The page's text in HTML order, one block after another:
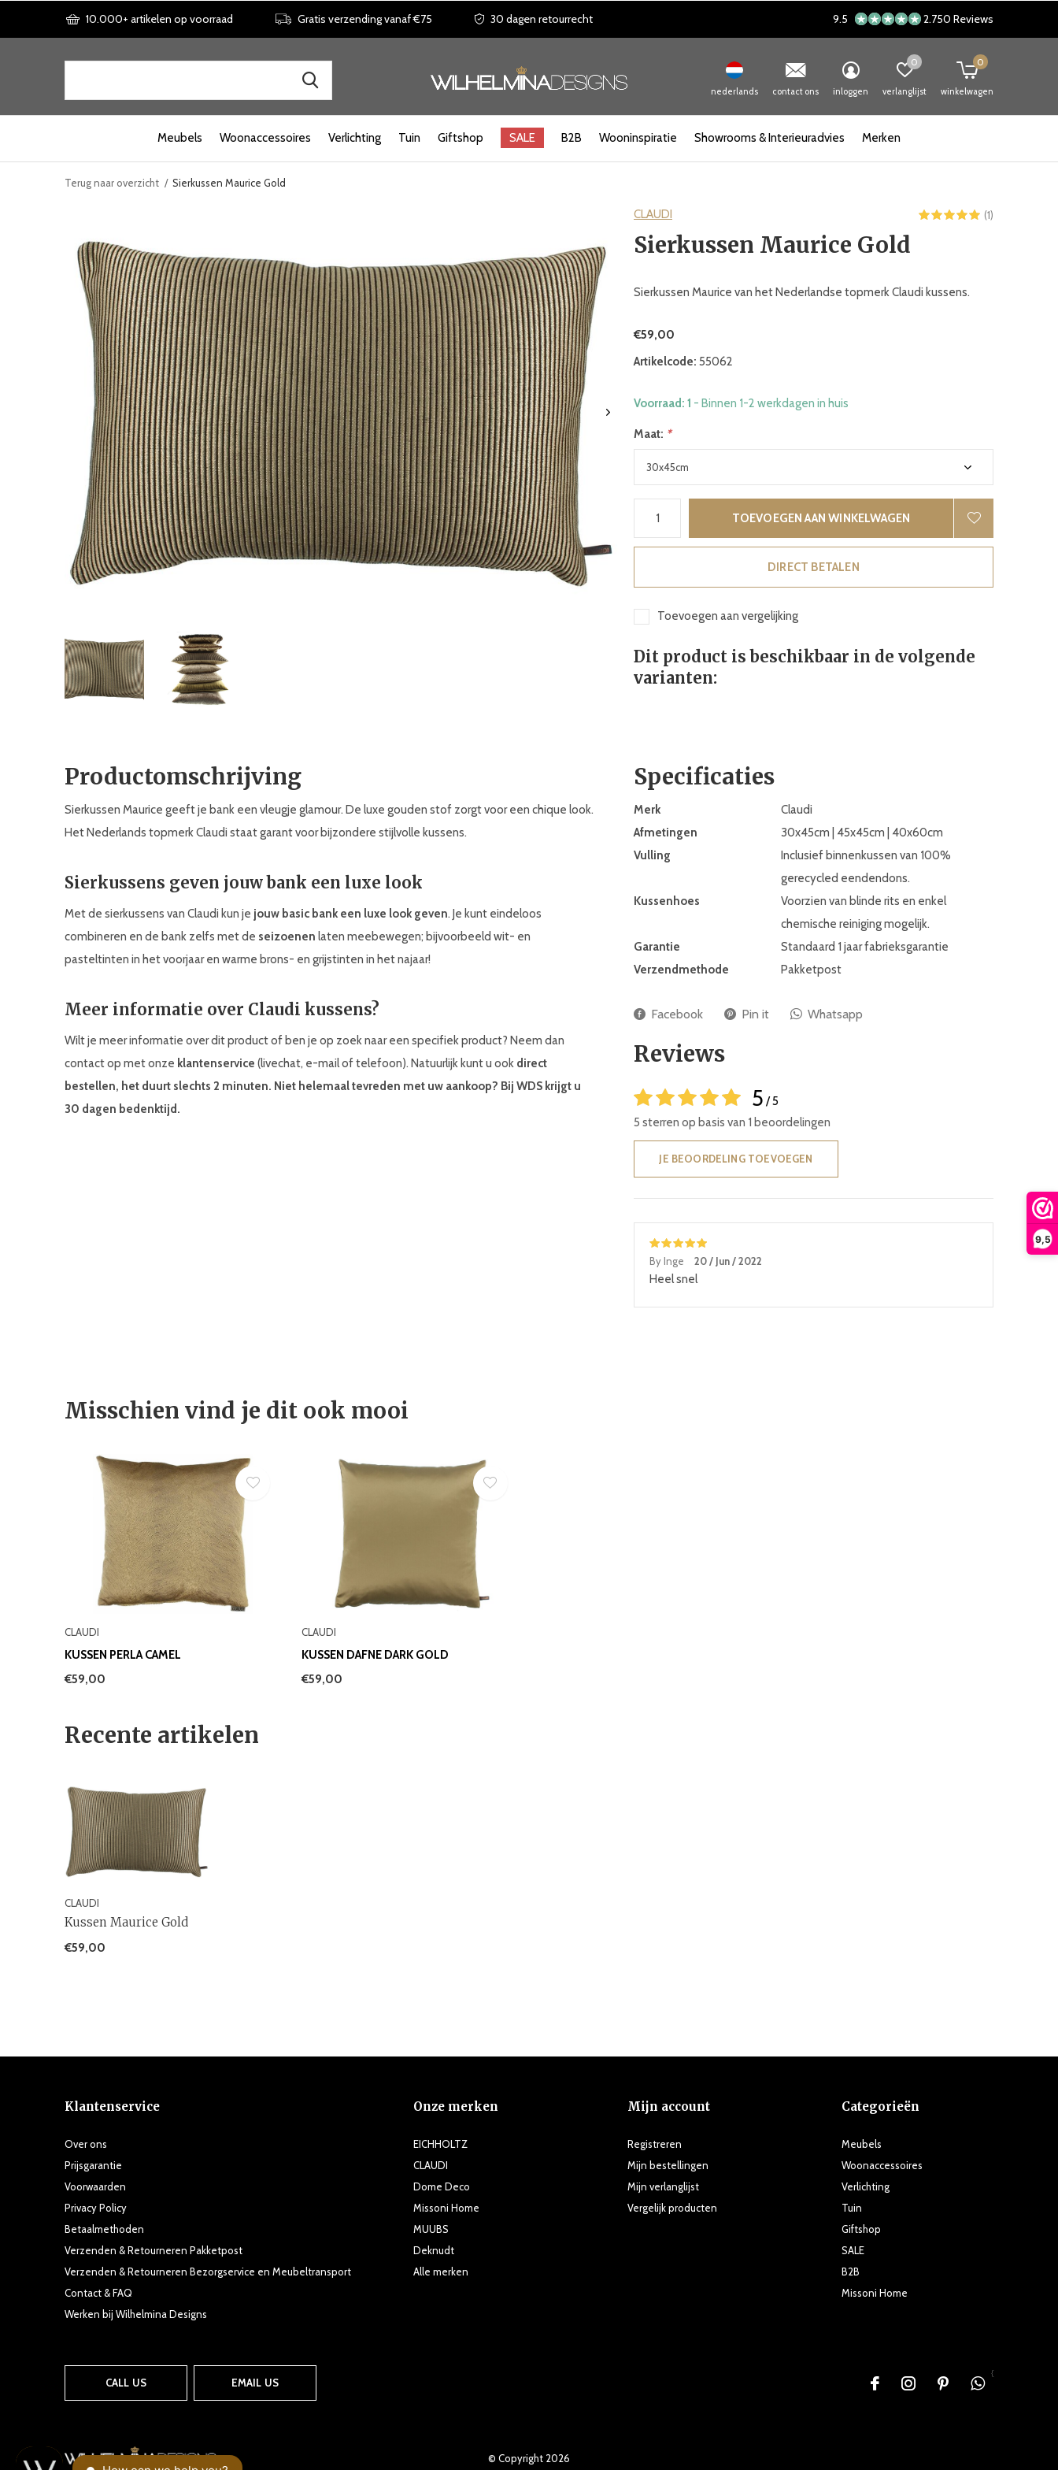
9,5
Meubels Woonaccessoires Verlichting Tuin Giftshop SALE B2B Wooninspiratie Showrooms & Interieuradvies Merken
nederlands contact ons inloggen verlanglijst
0
winkelwagen
0
10.000+ artikelen op voorraad Gratis verzending vanaf €75 30 dagen retourrecht 9.5 2.750 Reviews
Terug naar overzicht Sierkussen Maurice Gold
CLAUDI (1)
Sierkussen Maurice Gold
Sierkussen Maurice van het Nederlandse topmerk Claudi kussens.
€59,00
Artikelcode: 55062
Voorraad: 1 - Binnen 1-2 werkdagen in huis
Maat: *
TOEVOEGEN AAN WINKELWAGEN
DIRECT BETALEN
Toevoegen aan vergelijking
Dit product is beschikbaar in de volgende
varianten:
Productomschrijving
Sierkussen Maurice geeft je bank een vleugje glamour. De luxe gouden stof zorgt voor een chique look.
Het Nederlands topmerk Claudi staat garant voor bijzondere stijlvolle kussens.
Sierkussens geven jouw bank een luxe look
Met de sierkussens van Claudi kun je jouw basic bank een luxe look geven. Je kunt eindeloos
combineren en de bank zelfs met de seizoenen laten meebewegen; bijvoorbeeld wit- en
pasteltinten in het voorjaar en warme brons- en grijstinten in het najaar!
Meer informatie over Claudi kussens?
Wilt je meer informatie over dit product of ben je op zoek naar een specifiek product? Neem dan
contact op met onze klantenservice (livechat, e-mail of telefoon). Natuurlijk kunt u ook direct
bestellen, het duurt slechts 2 minuten. Niet helemaal tevreden met uw aankoop? Bij WDS krijgt u
30 dagen bedenktijd.
Specificaties
Merk
Claudi
Afmetingen
30x45cm | 45x45cm | 40x60cm
Vulling
Inclusief binnenkussen van 100%
gerecycled eendendons.
Kussenhoes
Voorzien van blinde rits en enkel
chemische reiniging mogelijk.
Garantie
Standaard 1 jaar fabrieksgarantie
Verzendmethode
Pakketpost
Facebook Pin it Whatsapp
Reviews
5 / 5
5 sterren op basis van 1 beoordelingen
JE BEOORDELING TOEVOEGEN
By Inge 20 / Jun / 2022
Heel snel
Misschien vind je dit ook mooi
CLAUDI
KUSSEN PERLA CAMEL
€59,00
CLAUDI
KUSSEN DAFNE DARK GOLD
€59,00
Recente artikelen
CLAUDI
Kussen Maurice Gold
€59,00
Klantenservice
Over ons
Prijsgarantie
Voorwaarden
Privacy Policy
Betaalmethoden
Verzenden & Retourneren Pakketpost
Verzenden & Retourneren Bezorgservice en Meubeltransport
Contact & FAQ
Werken bij Wilhelmina Designs
Onze merken
EICHHOLTZ
CLAUDI
Dome Deco
Missoni Home
MUUBS
Deknudt
Alle merken
Mijn account
Registreren
Mijn bestellingen
Mijn verlanglijst
Vergelijk producten
Categorieën
Meubels
Woonaccessoires
Verlichting
Tuin
Giftshop
SALE
B2B
Missoni Home
CALL US EMAIL US
{
© Copyright 2026